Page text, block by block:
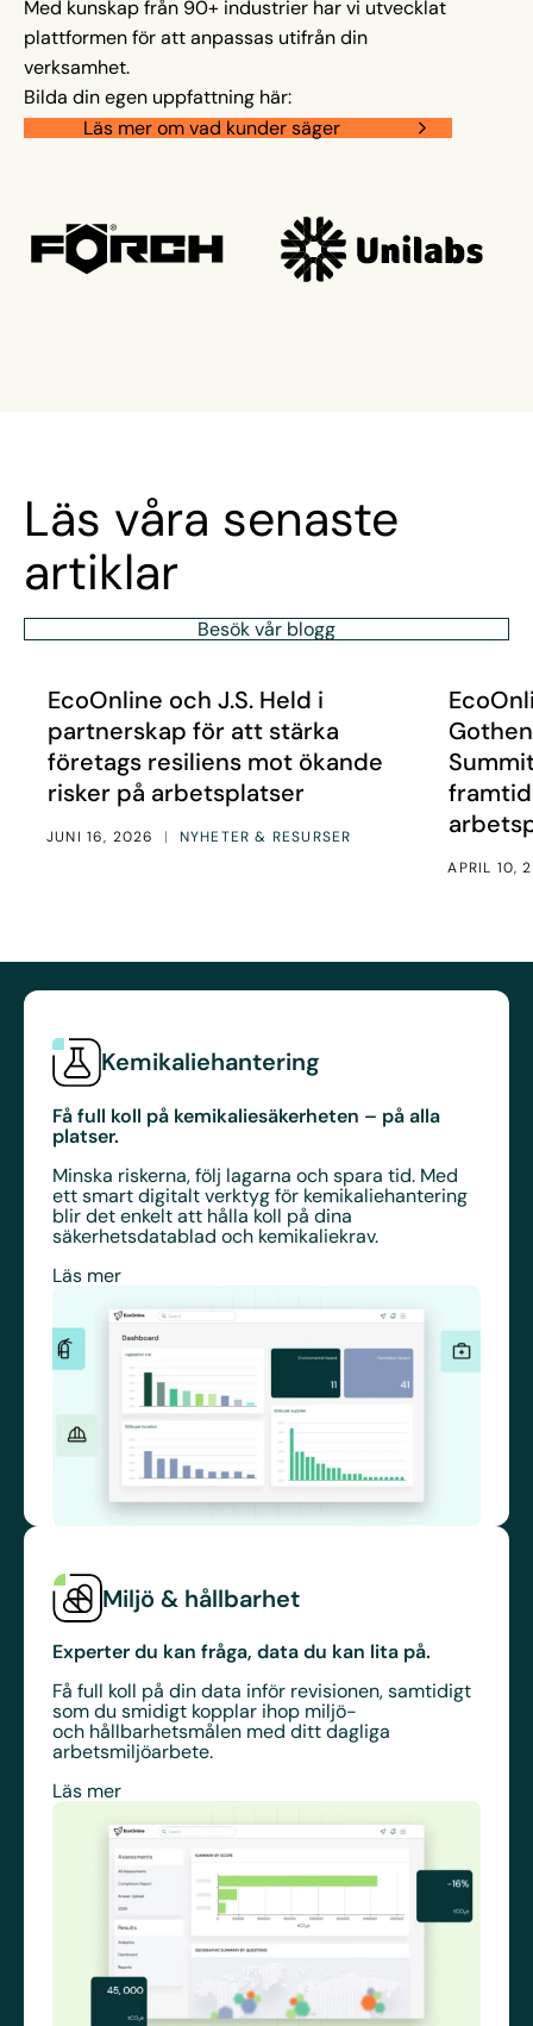
Med kunskap från 90+ industrier har vi utvecklat
plattformen för att anpassas utifrån din
verksamhet.
Bilda din egen uppfattning här:
Läs mer om vad kunder säger
Läs våra senaste
artiklar
Besök vår blogg
Nyheter
EcoOnline och J.S. Held i
partnerskap för att stärka
företags resiliens mot ökande
risker på arbetsplatser
JUNI 16, 2026 | NYHETER & RESURSER
Nyheter
APRIL 10,
Kemikaliehantering
Få full koll på kemikaliesäkerheten – på alla
platser.
Minska riskerna, följ lagarna och spara tid. Med
ett smart digitalt verktyg för kemikaliehantering
blir det enkelt att hålla koll på dina
säkerhetsdatablad och kemikaliekrav.
Läs mer
Miljö & hållbarhet
Experter du kan fråga, data du kan lita på.
Få full koll på din data inför revisionen, samtidigt
som du smidigt kopplar ihop miljö-
och hållbarhetsmålen med ditt dagliga
arbetsmiljöarbete.
Läs mer